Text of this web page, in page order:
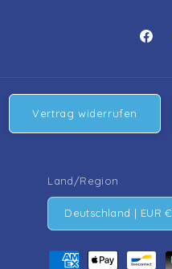
Vertrag widerrufen
Land/Region
Deutschland | EUR €
Zahlungsmethoden